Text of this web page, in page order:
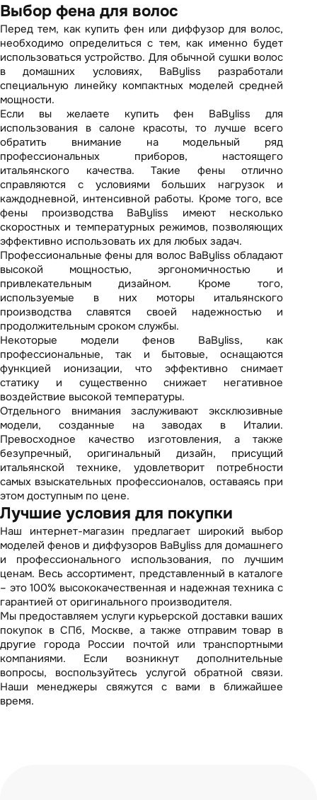
Выбор фена для волос
Перед тем, как купить фен или диффузор для волос,
необходимо определиться с тем, как именно будет
использоваться устройство. Для обычной сушки волос
в домашних условиях, BaByliss разработали
специальную линейку компактных моделей средней
мощности.
Если вы желаете купить фен BaByliss для
использования в салоне красоты, то лучше всего
обратить внимание на модельный ряд
профессиональных приборов, настоящего
итальянского качества. Такие фены отлично
справляются с условиями больших нагрузок и
каждодневной, интенсивной работы. Кроме того, все
фены производства BaByliss имеют несколько
скоростных и температурных режимов, позволяющих
эффективно использовать их для любых задач.
Профессиональные фены для волос BaByliss обладают
высокой мощностью, эргономичностью и
привлекательным дизайном. Кроме того,
используемые в них моторы итальянского
производства славятся своей надежностью и
продолжительным сроком службы.
Некоторые модели фенов BaByliss, как
профессиональные, так и бытовые, оснащаются
функцией ионизации, что эффективно снимает
статику и существенно снижает негативное
воздействие высокой температуры.
Отдельного внимания заслуживают эксклюзивные
модели, созданные на заводах в Италии.
Превосходное качество изготовления, а также
безупречный, оригинальный дизайн, присущий
итальянской технике, удовлетворит потребности
самых взыскательных профессионалов, оставаясь при
этом доступным по цене.
Лучшие условия для покупки
Наш интернет-магазин предлагает широкий выбор
моделей фенов и диффузоров BaByliss для домашнего
и профессионального использования, по лучшим
ценам. Весь ассортимент, представленный в каталоге
– это 100% высококачественная и надежная техника с
гарантией от оригинального производителя.
Мы предоставляем услуги курьерской доставки ваших
покупок в СПб, Москве, а также отправим товар в
другие города России почтой или транспортными
компаниями. Если возникнут дополнительные
вопросы, воспользуйтесь услугой обратной связи.
Наши менеджеры свяжутся с вами в ближайшее
время.